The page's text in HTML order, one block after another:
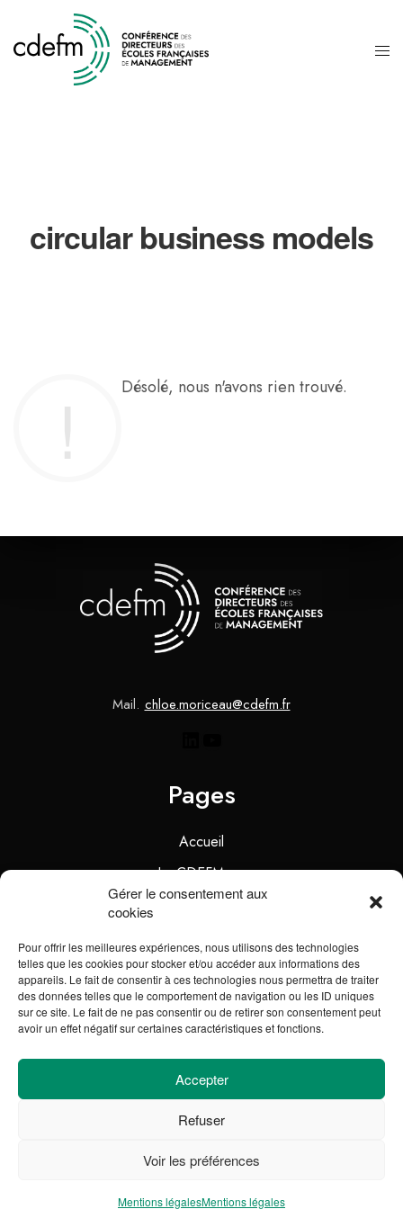
Gérer le consentement aux
cookies
Pour offrir les meilleures expériences, nous utilisons des technologies
telles que les cookies pour stocker et/ou accéder aux informations des
appareils. Le fait de consentir à ces technologies nous permettra de traiter
des données telles que le comportement de navigation ou les ID uniques
sur ce site. Le fait de ne pas consentir ou de retirer son consentement peut
avoir un effet négatif sur certaines caractéristiques et fonctions.
Accepter
Refuser
Voir les préférences
Mentions légalesMentions légales
circular business models
Désolé, nous n'avons rien trouvé.
Mail. chloe.moriceau@cdefm.fr
Pages
Accueil
La CDEFM
Les Écoles Membres
Ressources
#PREPARETOI
Légal